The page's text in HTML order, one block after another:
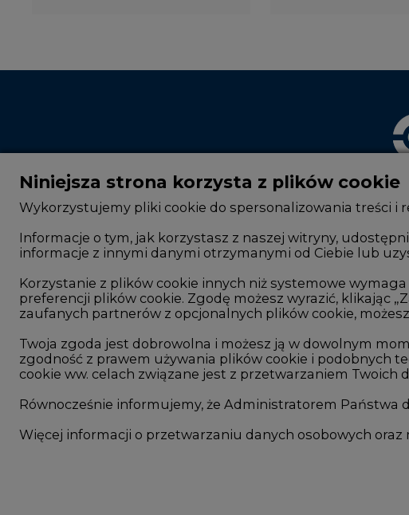
CIRE - kim jesteśmy
Reklamuj się na CIRE
Patronat medialny CIRE
ARE - wydawca portalu CIRE
Zasady korzystania z portalu
Rok 2025 na CIRE
Rok 2024 na CIRE
Rok 2023 na CIRE
Rok 2022 na CIRE
RODO
Komentarze rynkowe
Niniejsza strona korzysta z plików cookie
Wykorzystujemy pliki cookie do spersonalizowania treści i
Informacje o tym, jak korzystasz z naszej witryny,
informacje z innymi danymi otrzymanymi od Ciebie lub
Korzystanie z plików cookie innych niż systemowe
preferencji plików cookie. Zgodę możesz wyrazić, klikając
zaufanych partnerów z opcjonalnych plików cookie,
Twoja zgoda jest dobrowolna i możesz ją w dowolnym
zgodność z prawem używania plików cookie i podobnych
cookie ww. celach związane jest z przetwarzaniem Twoich
Równocześnie informujemy, że Administratorem Państwa
Więcej informacji o przetwarzaniu danych osobowych